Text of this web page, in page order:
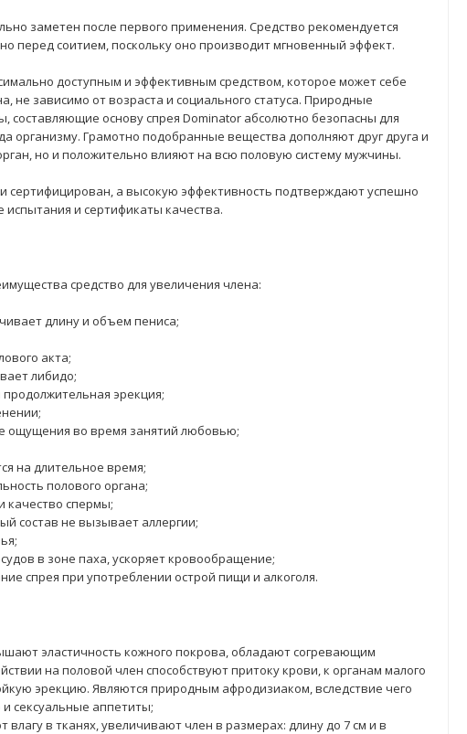
заметен после первого применения. Средство рекомендуется
перед соитием, поскольку оно производит мгновенный эффект.
доступным и эффективным средством, которое может себе
не зависимо от возраста и социального статуса. Природные
составляющие основу спрея Dominator абсолютно безопасны для
организму. Грамотно подобранные вещества дополняют друг друга и
но и положительно влияют на всю половую систему мужчины.
сертифицирован, а высокую эффективность подтверждают успешно
и сертификаты качества.
средство для увеличения члена:
длину и объем пениса;
акта;
либидо;
эрекция;
ощущения во время занятий любовью;
на длительное время;
полового органа;
качество спермы;
состав не вызывает аллергии;
в зоне паха, ускоряет кровообращение;
спрея при употреблении острой пищи и алкоголя.
эластичность кожного покрова, обладают согревающим
на половой член способствуют притоку крови, к органам малого
эрекцию. Являются природным афродизиаком, вследствие чего
сексуальные аппетиты;
в тканях, увеличивают член в размерах: длину до 7 см и в